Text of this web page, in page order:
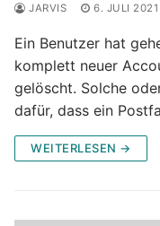
JARVIS 6. JULI 2021
Ein Benutzer hat
komplett neuer
gelöscht. Solche
dafür, dass ein
WEITERLESEN →